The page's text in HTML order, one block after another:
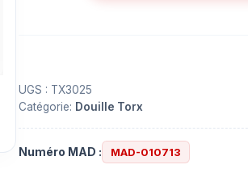
X
25
UGS : TX3025
Catégorie: Douille Torx
Numéro MAD : MAD-010713